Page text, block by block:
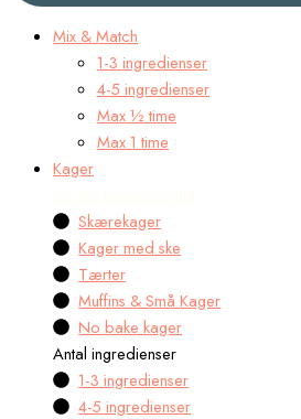
Mix & Match
1-3 ingredienser
4-5 ingredienser
Max ½ time
Max 1 time
Kager
Skærekager
Kager med ske
Tærter
Muffins & Små Kager
No bake kager
Antal ingredienser
1-3 ingredienser
4-5 ingredienser